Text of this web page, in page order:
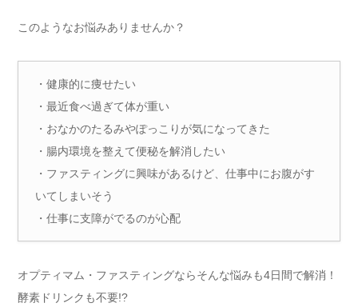
このようなお悩みありませんか？
・健康的に痩せたい
・最近食べ過ぎて体が重い
・おなかのたるみやぽっこりが気になってきた
・腸内環境を整えて便秘を解消したい
・ファスティングに興味があるけど、仕事中にお腹がす
いてしまいそう
・仕事に支障がでるのが心配
オプティマム・ファスティングならそんな悩みも4日間で解消！
酵素ドリンクも不要!?